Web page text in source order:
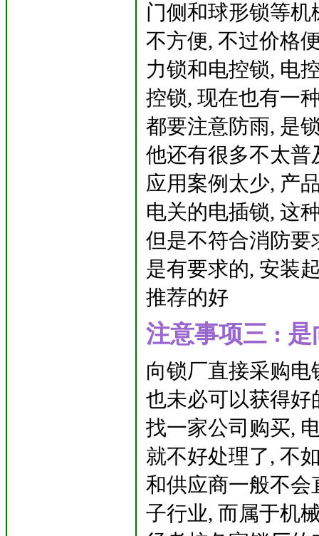
门侧和球形锁等
不方便, 不过价格
力锁和电控锁, 电
控锁, 现在也有一
都要注意防雨, 是
他还有很多不太普
应用案例太少, 产
电关的电插锁, 这
但是不符合消防要
是有要求的, 安装
推荐的好
注意事项三 :
向锁厂直接采购电
也未必可以获得好
找一家公司购买,
就不好处理了, 不
和供应商一般不会
子行业, 而属于机